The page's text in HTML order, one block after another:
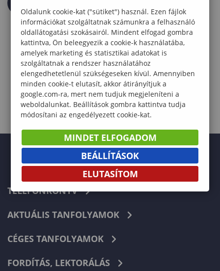
TELEFONKÖNYV
AKTUÁLIS TANFOLYAMOK
CÉGES TANFOLYAMOK
FORDÍTÁS, LEKTORÁLÁS
Oldalunk cookie-kat ("sütiket") használ. Ezen fájlok
információkat szolgáltatnak számunkra a felhasználó
oldallátogatási szokásairól. Mindent elfogad gombra
kattintva, Ön beleegyezik a cookie-k használatába,
amelyek marketing és statisztikai adatokat is
szolgáltatnak a rendszer használatához
elengedhetetlenül szükségeseken kívül. Amennyiben
minden cookie-t elutasít, akkor átirányítjuk a
google.com-ra, mert nem tudjuk megjeleníteni a
weboldalunkat. Beállítások gombra kattintva tudja
módosítani az engedélyezett cookie-kat.
MINDET ELFOGADOM
BEÁLLÍTÁSOK
ELUTASÍTOM